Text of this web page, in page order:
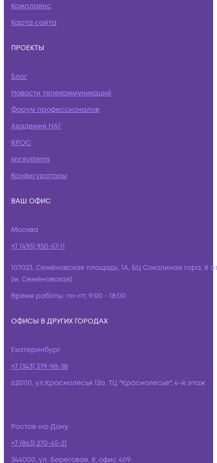
Комплаенс
Карта сайта
ПРОЕКТЫ
Блог
Новости телекоммуникаций
Форум профессионалов
Академия НАГ
КРОС
snr.systems
Конфигураторы
ВАШ ОФИС
Москва
+7 (495) 950-57-11
107023, Семёновская площадь, 1А, БЦ Соколиная гора, 8
(м. Семёновская)
Время работы: пн-пт, 9:00 - 18:00
ОФИСЫ В ДРУГИХ ГОРОДАХ
Екатеринбург
+7 (343) 379-98-38
620110, ул.Краснолесья 12а, ТЦ "Краснолесье", 4-й этаж
Ростов-на-Дону
+7 (863) 270-45-21
344000, ул. Береговая, 8, офис 409